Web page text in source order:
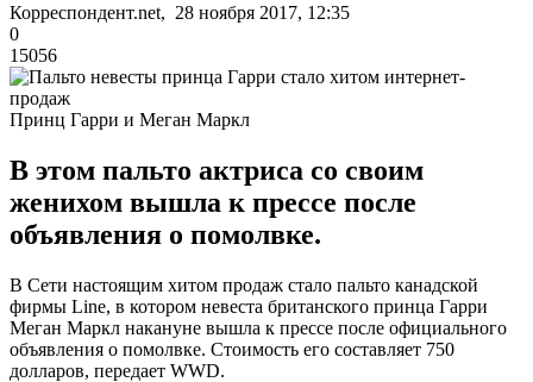
Корреспондент.net, 28 ноября 2017, 12:35
0
15056
Принц Гарри и Меган Маркл
В этом пальто актриса со своим
женихом вышла к прессе после
объявления о помолвке.
В Сети настоящим хитом продаж стало пальто канадской
фирмы Line, в котором невеста британского принца Гарри
Меган Маркл накануне вышла к прессе после официального
объявления о помолвке. Стоимость его составляет 750
долларов, передает WWD.